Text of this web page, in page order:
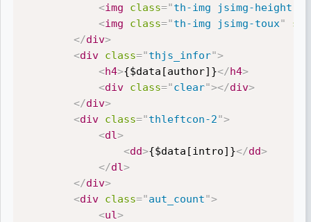
<img class="th-img jsimg-height
<img class="th-img jsimg-toux" src
</div>
<div class="thjs_infor">
<h4>{$data[author]}</h4>
<div class="clear"></div>
</div>
<div class="thleftcon-2">
<dl>
<dd>{$data[intro]}</dd>
</dl>
</div>
<div class="aut_count">
<ul>